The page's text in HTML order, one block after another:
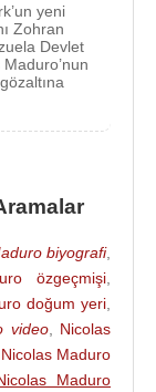
krize
verileri, en
González
üçüncü
sonucu
3 Ocak
Maduro
'ya
veNicolas
askerleri
ülke dışına
'a götürülmek
yeni
Zohran
Devlet
biyografi,
özgeçmişi
doğum yeri
video, Nicolas
Nicolas Maduro
Maduro